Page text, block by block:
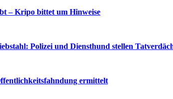
– Kripo bittet um Hinweise
Polizei und Diensthund stellen
ermittelt